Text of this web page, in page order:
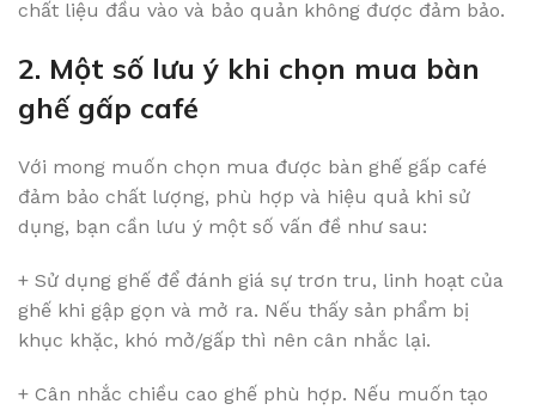
chất liệu đầu vào và bảo quản không được đảm bảo.
2. Một số lưu ý khi chọn mua bàn
ghế gấp café
Với mong muốn chọn mua được bàn ghế gấp café
đảm bảo chất lượng, phù hợp và hiệu quả khi sử
dụng, bạn cần lưu ý một số vấn đề như sau:
+ Sử dụng ghế để đánh giá sự trơn tru, linh hoạt của
ghế khi gập gọn và mở ra. Nếu thấy sản phẩm bị
khục khặc, khó mở/gấp thì nên cân nhắc lại.
+ Cân nhắc chiều cao ghế phù hợp. Nếu muốn tạo